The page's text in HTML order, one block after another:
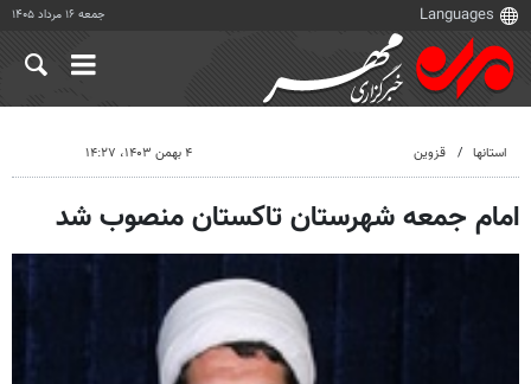
جمعه ۱۶ مرداد ۱۴۰۵
استانها قزوین ۴ بهمن ۱۴۰۳، ۱۴:۲۷
امام جمعه شهرستان تاکستان منصوب شد